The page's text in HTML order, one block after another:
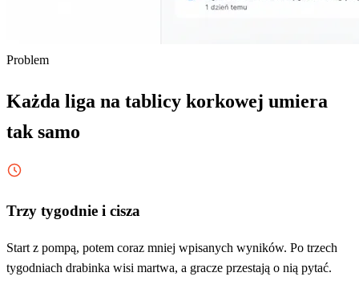
Problem
Każda liga na tablicy korkowej umiera
tak samo
Trzy tygodnie i cisza
Start z pompą, potem coraz mniej wpisanych wyników. Po trzech
tygodniach drabinka wisi martwa, a gracze przestają o nią pytać.